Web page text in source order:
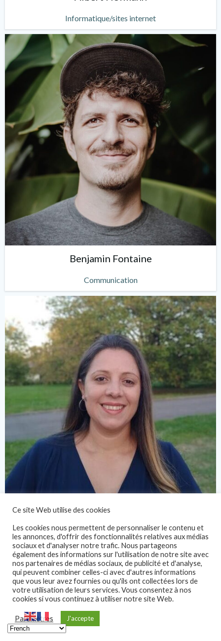
Informatique/sites internet
Benjamin Fontaine
Communication
Comptabilité
Ce site Web utilise des cookies
Les cookies nous permettent de personnaliser le contenu et
les annonces, d'offrir des fonctionnalités relatives aux médias
sociaux et d'analyser notre trafic. Nous partageons
également des informations sur l'utilisation de notre site avec
nos partenaires de médias sociaux, de publicité et d'analyse,
qui peuvent combiner celles-ci avec d'autres informations
que vous leur avez fournies ou qu'ils ont collectées lors de
votre utilisation de leurs services. Vous consentez à nos
cookies si vous continuez à utiliser notre site Web.
Paramètres J'accepte